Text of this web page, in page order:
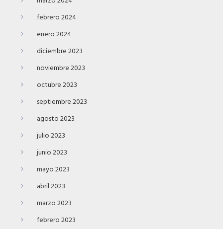
febrero 2024
enero 2024
diciembre 2023
noviembre 2023
octubre 2023
septiembre 2023
agosto 2023
julio 2023
junio 2023
mayo 2023
abril 2023
marzo 2023
febrero 2023